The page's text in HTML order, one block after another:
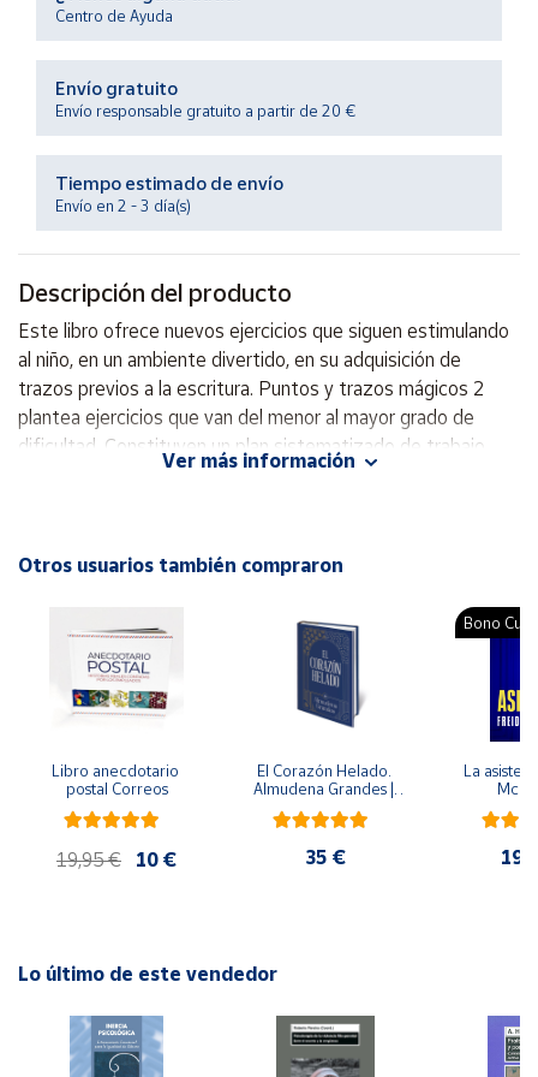
Productos
Ayuda
Centro
de ayuda
Contacto
Vendedores
Mapa de
vendedores
Hazte
Península
Baleares
Centro de Ayuda
Envío gratuito
Envío responsable gratuito a partir de 20 €
Tiempo estimado de envío
Envío en 2 - 3 día(s)
Descripción del producto
Este libro ofrece nuevos ejercicios que siguen estimulando
al niño, en un ambiente divertido, en su adquisición de
trazos previos a la escritura. Puntos y trazos mágicos 2
plantea ejercicios que van del menor al mayor grado de
dificultad. Constituyen un plan sistematizado de trabajo
para el niño en edad preescolar y facilitan las labores del
Autor: Aída Zita R.
Idioma: Español
Ver más información
Otros usuarios también compraron
Libro anecdotario
postal Correos
19,95 € 10 €
El Corazón Helado.
Almudena Grandes |
Edición especial de
lujo | Libro con sello y
35 €
Bono
La
Lo último de este vendedor